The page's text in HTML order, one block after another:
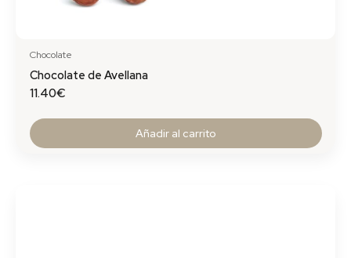
Chocolate
Chocolate de Avellana
11.40€
Añadir al carrito